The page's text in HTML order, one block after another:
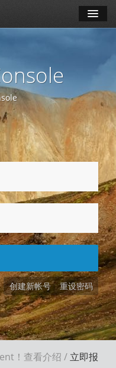
创建新帐号 重设密码
！ 查看介绍 / 立即报